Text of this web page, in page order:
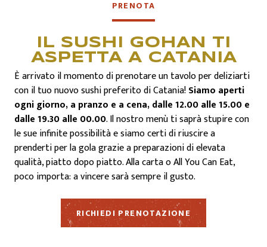
PRENOTA
IL SUSHI GOHAN TI
ASPETTA A CATANIA
È arrivato il momento di prenotare un tavolo per deliziarti
con il tuo nuovo sushi preferito di Catania!Siamo aperti
ogni giorno, a pranzo e a cena, dalle 12.00 alle 15.00 e
dalle 19.30 alle 00.00. Il nostro menù ti saprà stupire con
le sue infinite possibilità e siamo certi di riuscire a
prenderti per la gola grazie a preparazioni di elevata
qualità, piatto dopo piatto. Alla carta o All You Can Eat,
poco importa: a vincere sarà sempre il gusto.
RICHIEDI PRENOTAZIONE